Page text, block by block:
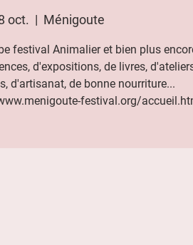
oct.
  |
Ménigoute
festival Animalier et bien plus
d'expositions, de livres,
d'artisanat, de bonne nourriture...
festival.org/